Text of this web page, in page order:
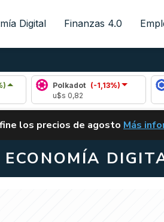
Digital Finanzas 4.0
Polkadot (-1,13%)
Chainlink
ALERTA
los precios de agosto VUELVE
Más
ECONOMÍA